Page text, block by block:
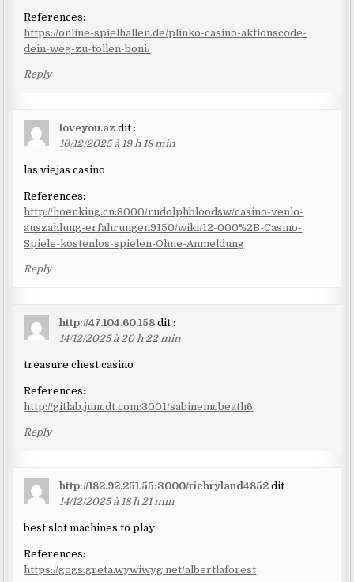
References:
https://online-spielhallen.de/plinko-casino-aktionscode-
dein-weg-zu-tollen-boni/
Reply
loveyou.az dit :
16/12/2025 à 19 h 18 min
las viejas casino
References:
http://hoenking.cn:3000/rudolphbloodsw/casino-venlo-
auszahlung-erfahrungen9150/wiki/12-000%2B-Casino-
Spiele-kostenlos-spielen-Ohne-Anmeldung
Reply
http://47.104.60.158 dit :
14/12/2025 à 20 h 22 min
treasure chest casino
References:
http://gitlab.juncdt.com:3001/sabinemcbeath6
Reply
http://182.92.251.55:3000/richryland4852 dit :
14/12/2025 à 18 h 21 min
best slot machines to play
References:
https://gogs.greta.wywiwyg.net/albertlaforest